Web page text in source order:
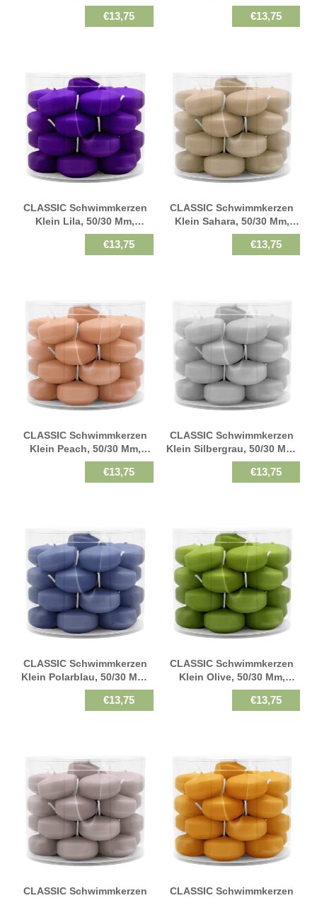
WENZEL, Brenndauer 4h, 28
€13,75
WENZEL, Brenndauer 4h, 28
€13,75
CLASSIC Schwimmkerzen
Klein Lila, 50/30 Mm,
WENZEL, Brenndauer 4h, 28
€13,75
CLASSIC Schwimmkerzen
Klein Sahara, 50/30 Mm,
WENZEL, Brenndauer 4h, 28
€13,75
CLASSIC Schwimmkerzen
Klein Peach, 50/30 Mm,
WENZEL, Brenndauer 4h, 28
€13,75
CLASSIC Schwimmkerzen
Klein Silbergrau, 50/30 Mm,
WENZEL, Brenndauer 4h, 28
€13,75
CLASSIC Schwimmkerzen
Klein Polarblau, 50/30 Mm,
WENZEL, Brenndauer 4h, 28
€13,75
CLASSIC Schwimmkerzen
Klein Olive, 50/30 Mm,
WENZEL, Brenndauer 4h, 28
€13,75
CLASSIC Schwimmkerzen
CLASSIC Schwimmkerzen